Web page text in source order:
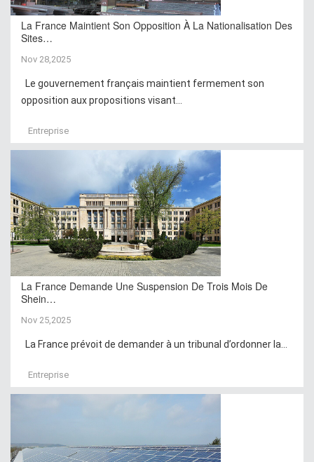
La France Maintient Son Opposition À La Nationalisation Des
Sites…
Nov 28,2025
Le gouvernement français maintient fermement son
opposition aux propositions visant...
Entreprise
La France Demande Une Suspension De Trois Mois De
Shein…
Nov 25,2025
La France prévoit de demander à un tribunal d’ordonner la...
Entreprise